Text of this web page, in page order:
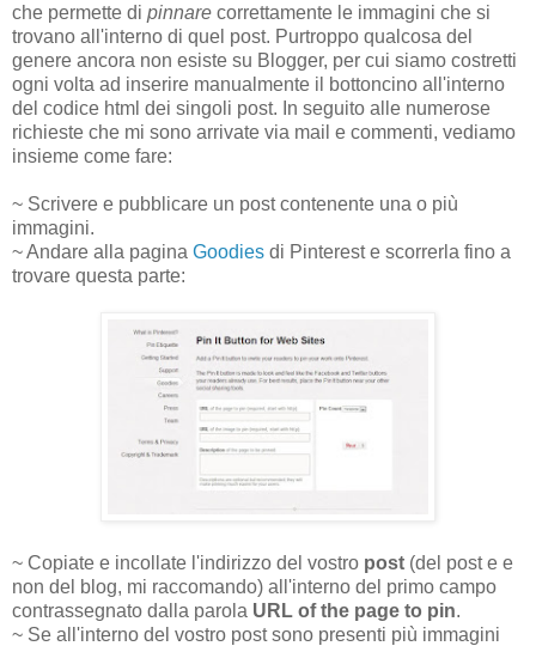
che permette di pinnare correttamente le immagini che si
trovano all'interno di quel post. Purtroppo qualcosa del
genere ancora non esiste su Blogger, per cui siamo costretti
ogni volta ad inserire manualmente il bottoncino all'interno
del codice html dei singoli post. In seguito alle numerose
richieste che mi sono arrivate via mail e commenti, vediamo
insieme come fare:
~ Scrivere e pubblicare un post contenente una o più
immagini.
~ Andare alla pagina Goodies di Pinterest e scorrerla fino a
trovare questa parte:
~ Copiate e incollate l'indirizzo del vostro post (del post e e
non del blog, mi raccomando) all'interno del primo campo
contrassegnato dalla parola URL of the page to pin.
~ Se all'interno del vostro post sono presenti più immagini